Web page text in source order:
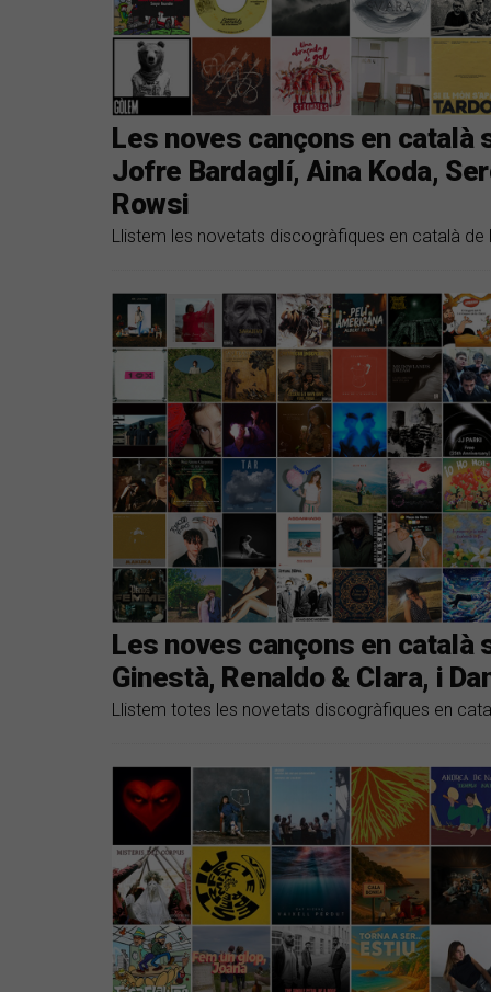
Les noves cançons en català
Jofre Bardaglí, Aina Koda,
Rowsi
Llistem les novetats discogràfiques en català de
Les noves cançons en català
Ginestà, Renaldo & Clara, i
Llistem totes les novetats discogràfiques en